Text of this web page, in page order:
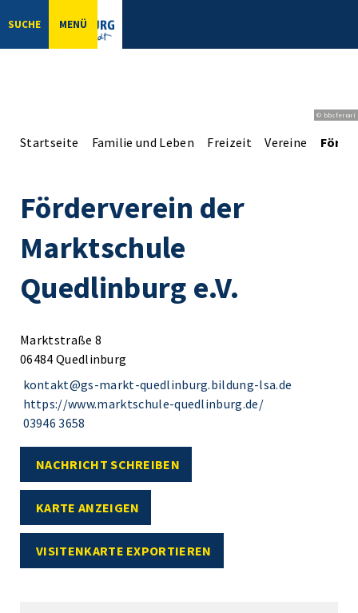
SUCHE MENÜ
© bbsferrari
Startseite Familie und Leben Freizeit Vereine
Förderverein der
Marktschule
Quedlinburg e.V.
Marktstraße 8
06484 Quedlinburg
kontakt@gs-markt-quedlinburg.bildung-lsa.de
https://www.marktschule-quedlinburg.de/
03946 3658
NACHRICHT SCHREIBEN
KARTE ANZEIGEN
VISITENKARTE EXPORTIEREN